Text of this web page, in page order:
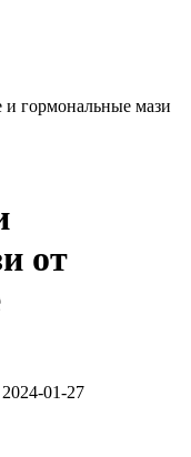
гормональные мази
от
2024-01-27